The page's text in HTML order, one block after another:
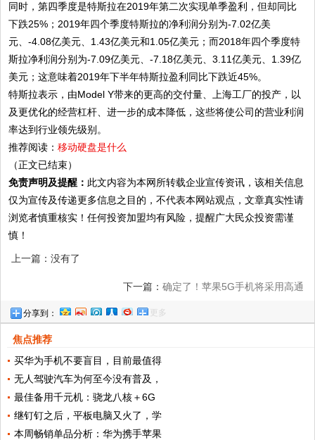
同时，第四季度是特斯拉在2019年第二次实现单季盈利，但却同比
下跌25%；2019年四个季度特斯拉的净利润分别为-7.02亿美
元、-4.08亿美元、1.43亿美元和1.05亿美元；而2018年四个季度特
斯拉净利润分别为-7.09亿美元、-7.18亿美元、3.11亿美元、1.39亿
美元；这意味着2019年下半年特斯拉盈利同比下跌近45%。
特斯拉表示，由Model Y带来的更高的交付量、上海工厂的投产，以
及更优化的经营杠杆、进一步的成本降低，这些将使公司的营业利润
率达到行业领先级别。
推荐阅读：移动硬盘是什么
（正文已结束）
免责声明及提醒： 此文内容为本网所转载企业宣传资讯，该相关信息
仅为宣传及传递更多信息之目的，不代表本网站观点，文章真实性请
浏览者慎重核实！任何投资加盟均有风险，提醒广大民众投资需谨
慎！
上一篇：没有了
下一篇： 确定了！苹果5G手机将采用高通
基带，但这个问题让苹果忍无可忍
分享到： 更多
焦点推荐
买华为手机不要盲目，目前最值得
无人驾驶汽车为何至今没有普及，
最佳备用千元机：骁龙八核＋6G
继钉钉之后，平板电脑又火了，学
本周畅销单品分析：华为携手苹果